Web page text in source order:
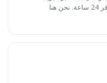
الإلكتروني أو دعم الدردشة المتوفر 24 ساعة. نحن هنا